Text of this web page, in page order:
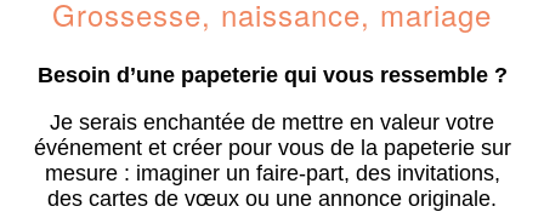
Grossesse, naissance, mariage
Besoin d’une papeterie qui vous ressemble ?
Je serais enchantée de mettre en valeur votre
événement et créer pour vous de la papeterie sur
mesure : imaginer un faire-part, des invitations,
des cartes de vœux ou une annonce originale.